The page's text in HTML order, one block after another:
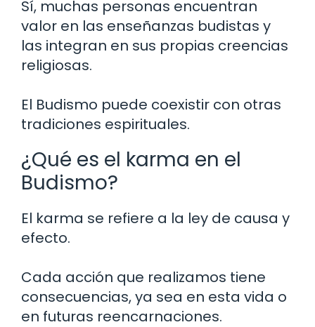
Sí, muchas personas encuentran
valor en las enseñanzas budistas y
las integran en sus propias creencias
religiosas.
El Budismo puede coexistir con otras
tradiciones espirituales.
¿Qué es el karma en el
Budismo?
El karma se refiere a la ley de causa y
efecto.
Cada acción que realizamos tiene
consecuencias, ya sea en esta vida o
en futuras reencarnaciones.